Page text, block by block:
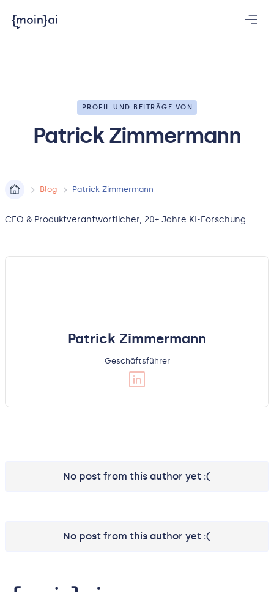
PROFIL UND BEITRÄGE VON
Patrick Zimmermann
Blog Patrick Zimmermann
CEO & Produktverantwortlicher, 20+ Jahre KI-Forschung.
Patrick Zimmermann
Geschäftsführer
No post from this author yet :(
No post from this author yet :(